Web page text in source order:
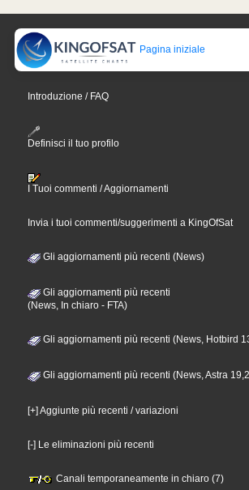
Pagina iniziale
Introduzione / FAQ
Definisci il tuo profilo
I Tuoi commenti / Aggiornamenti
Invia i tuoi commenti/suggerimenti a KingOfSat
Gli aggiornamenti più recenti (News)
Gli aggiornamenti più recenti
(News, In chiaro - FTA)
Gli aggiornamenti più recenti (News, Hotbird
Gli aggiornamenti più recenti (News, Astra
[+] Aggiunte più recenti / variazioni
[-] Le eliminazioni più recenti
Canali temporaneamente in chiaro (7)